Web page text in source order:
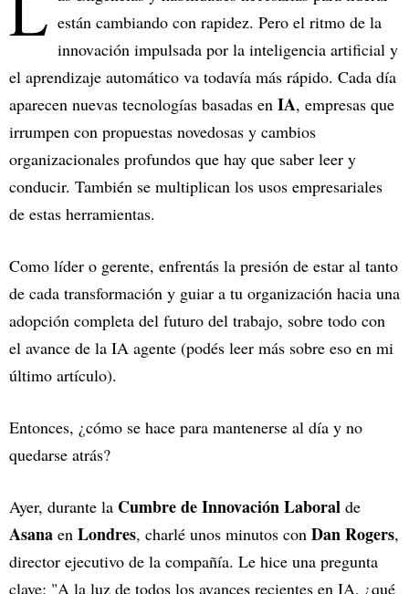
están cambiando con rapidez. Pero el ritmo de la
innovación impulsada por la inteligencia artificial y
el aprendizaje automático va todavía más rápido. Cada día
aparecen nuevas tecnologías basadas en IA, empresas que
irrumpen con propuestas novedosas y cambios
organizacionales profundos que hay que saber leer y
conducir. También se multiplican los usos empresariales
de estas herramientas.
Como líder o gerente, enfrentás la presión de estar al tanto
de cada transformación y guiar a tu organización hacia una
adopción completa del futuro del trabajo, sobre todo con
el avance de la IA agente (podés leer más sobre eso en mi
último artículo).
Entonces, ¿cómo se hace para mantenerse al día y no
quedarse atrás?
Ayer, durante la Cumbre de Innovación Laboral de
Asana en Londres, charlé unos minutos con Dan Rogers,
director ejecutivo de la compañía. Le hice una pregunta
clave: "A la luz de todos los avances recientes en IA, ¿qué